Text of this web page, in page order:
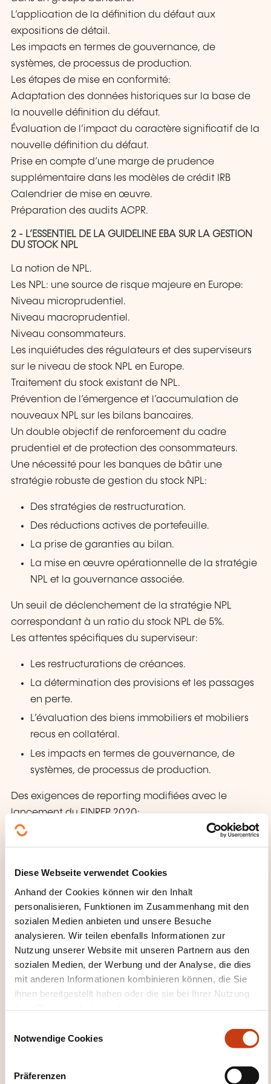
Diese Webseite verwendet Cookies
Anhand der Cookies können wir den Inhalt
personalisieren, Funktionen im Zusammenhang mit den
sozialen Medien anbieten und unsere Besuche
analysieren. Wir teilen ebenfalls Informationen zur
Nutzung unserer Website mit unseren Partnern aus den
sozialen Medien, der Werbung und der Analyse, die dies
mit anderen Informationen kombinieren können, die Sie
ihnen bereitgestellt haben oder die sie bei Ihrer Nutzung
Notwendige Cookies
Präferenzen
L’application de la définition du défaut aux
expositions de détail.
Les impacts en termes de gouvernance, de
systèmes, de processus de production.
Les étapes de mise en conformité:
Adaptation des données historiques sur la base de
la nouvelle définition du défaut.
Évaluation de l’impact du caractère significatif de la
nouvelle définition du défaut.
Prise en compte d’une marge de prudence
supplémentaire dans les modèles de crédit IRB
Calendrier de mise en œuvre.
Préparation des audits ACPR.
2 - L’ESSENTIEL DE LA GUIDELINE EBA SUR LA GESTION
DU STOCK NPL
La notion de NPL.
Les NPL: une source de risque majeure en Europe:
Niveau microprudentiel.
Niveau macroprudentiel.
Niveau consommateurs.
Les inquiétudes des régulateurs et des superviseurs
sur le niveau de stock NPL en Europe.
Traitement du stock existant de NPL.
Prévention de l’émergence et l’accumulation de
nouveaux NPL sur les bilans bancaires.
Un double objectif de renforcement du cadre
prudentiel et de protection des consommateurs.
Une nécessité pour les banques de bâtir une
stratégie robuste de gestion du stock NPL:
Des stratégies de restructuration.
Des réductions actives de portefeuille.
La prise de garanties au bilan.
La mise en œuvre opérationnelle de la stratégie
NPL et la gouvernance associée.
Un seuil de déclenchement de la stratégie NPL
correspondant à un ratio du stock NPL de 5%.
Les attentes spécifiques du superviseur:
Les restructurations de créances.
La détermination des provisions et les passages
en perte.
L’évaluation des biens immobiliers et mobiliers
recus en collatéral.
Les impacts en termes de gouvernance, de
systèmes, de processus de production.
Des exigences de reporting modifiées avec le
lancement du FINREP 2020:
Les principaux changements dans le FINREP
Nouvelles exigences sur le reporting NPL/FBE.
Calendrier de mise en œuvre.
3 - SYNTHÈSE ET CONCLUSION
Synthèse de la journée.
Évaluation de la formation.
WELCHE KURSUNTERLAGEN
WERDEN BEREITGESTELLT?
Documentation en PowerPoint: